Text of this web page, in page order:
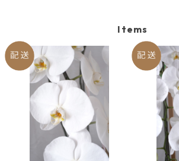
無料配達(さいたま市内•上尾市内のみ ／ 月
Items